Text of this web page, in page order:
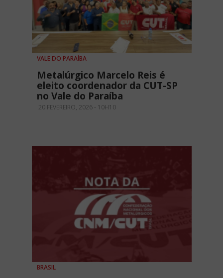
VALE DO PARAÍBA
Metalúrgico Marcelo Reis é
eleito coordenador da CUT-SP
no Vale do Paraíba
20 FEVEREIRO, 2026 - 10H10
BRASIL